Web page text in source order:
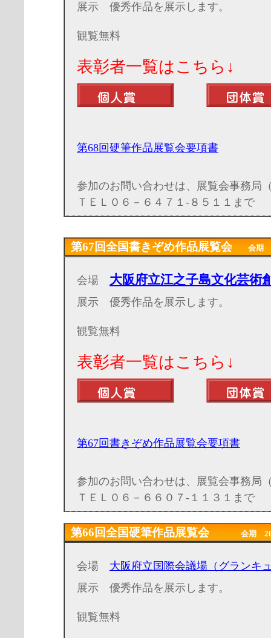
展示 優秀作品を展示します。
観覧無料
表彰者一覧はこち
第68回硬筆作品展覧会要項書
参加のお問い合わせは、展覧会事務局
ＴＥＬ ０６－６４７１-８５１１ まで
第67回全国書きぞめ作品展覧会会期
会場 大阪府立江之子島文化芸術
展示 優秀作品を展示します。
観覧無料
表彰者一覧はこち
第67回書きぞめ作品展覧会要項書
参加のお問い合わせは、展覧会事務局
ＴＥＬ０６－６６０７-１１３１まで
第66回全国硬筆作品展覧会会期 2023年
会場 大阪府立国際会議場（グランキ
展示 優秀作品を展示します。
観覧無料